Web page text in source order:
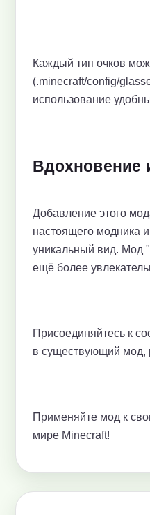
Каждый тип очков
(.minecraft/config/
использование
Вдохновение
Добавление этого
настоящего модника
уникальный вид. Мод
ещё более
Присоединяйтесь к
в существующий мод,
Применяйте мод к
мире Minecraft!